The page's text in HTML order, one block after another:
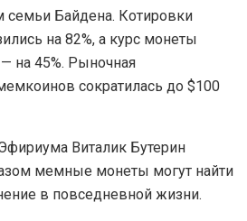
Байдена. Котировки
на 82%, а курс монеты
на 45%. Рыночная
сократилась до $100
Виталик Бутерин
мемные монеты могут найти
в повседневной жизни.